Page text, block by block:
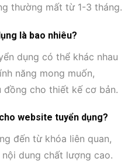
thường mất từ 1-3 tháng.
là bao nhiêu?
dụng có thể khác nhau
năng mong muốn,
cho thiết kế cơ bản.
website tuyển dụng?
đến từ khóa liên quan,
dung chất lượng cao.